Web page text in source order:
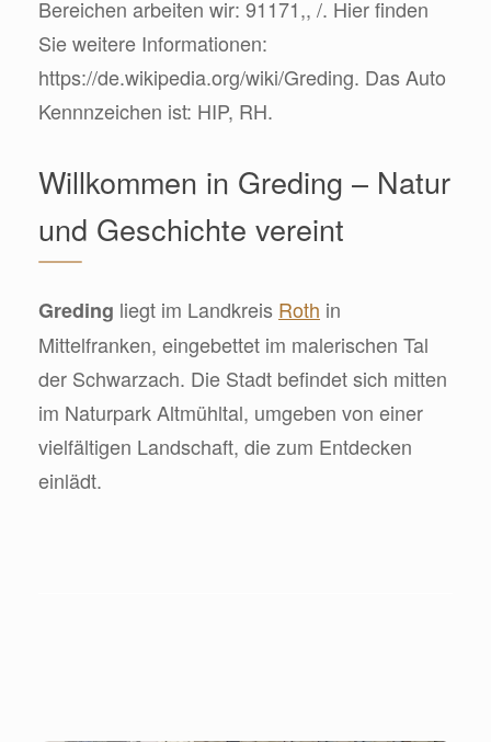
Bereichen arbeiten wir: 91171,, /. Hier finden
Sie weitere Informationen:
https://de.wikipedia.org/wiki/Greding. Das Auto
Kennnzeichen ist: HIP, RH.
Willkommen in Greding – Natur
und Geschichte vereint
Greding liegt im Landkreis Roth in
Mittelfranken, eingebettet im malerischen Tal
der Schwarzach. Die Stadt befindet sich mitten
im Naturpark Altmühltal, umgeben von einer
vielfältigen Landschaft, die zum Entdecken
einlädt.